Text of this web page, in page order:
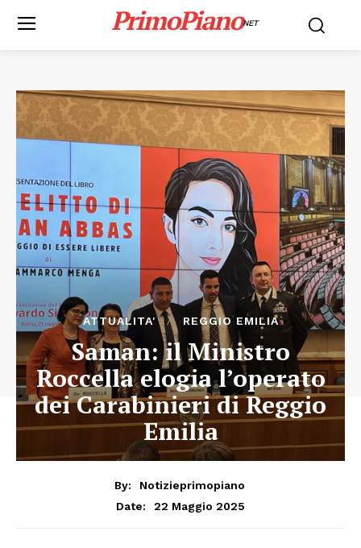
PrimoPianoNET
ATTUALITA' REGGIO EMILIA
Saman: il Ministro
Roccella elogia l’operato
dei Carabinieri di Reggio
Emilia
By:
Notizieprimopiano
Date:
22 Maggio 2025